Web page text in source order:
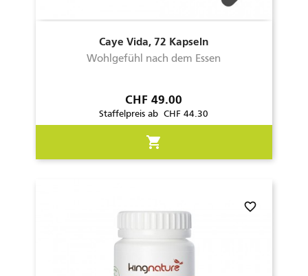
Caye Vida, 72 Kapseln
Wohlgefühl nach dem Essen
Preis
CHF 49.00
Staffelpreis ab CHF 44.30
shopping_cart
favorite_border